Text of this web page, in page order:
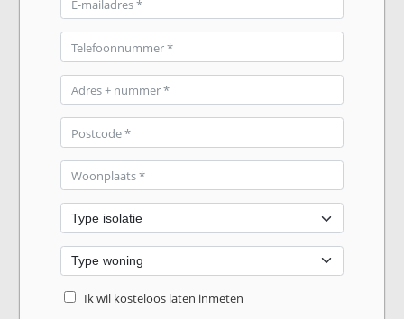
Ik wil kosteloos laten inmeten